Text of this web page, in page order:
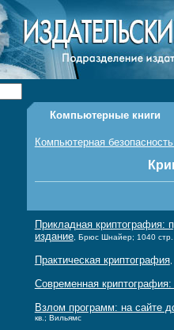
Компьютерные книги
Компьютерная
Прикладная криптография:
издание, Брюс Шнайер; 1040
Практическая криптография,
Современная криптография:
Взлом программ: на сайте
кв.; Вильямс